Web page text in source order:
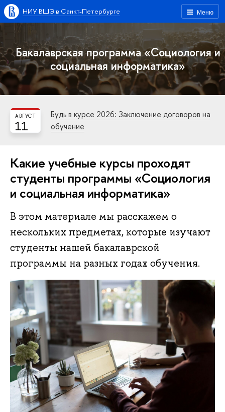
Меню
НИУ ВШЭ в Санкт-Петербурге
Бакалаврская программа «Социология и
социальная информатика»
11
АВГУСТ
Будь в курсе 2026: Заключение договоров на
обучение
Какие учебные курсы проходят
студенты программы «Социология
и социальная информатика»
В этом материале мы расскажем о
нескольких предметах, которые изучают
студенты нашей бакалаврской
программы на разных годах обучения.